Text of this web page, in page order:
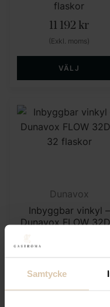
Samtycke
flaskor
11 192 kr
(Exkl. moms)
VÄLJ
Dunavox
Inbyggbar vinkyl –
Dunavox FLOW
(Exkl. moms)